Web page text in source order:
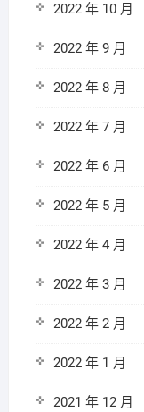
2022 年 10 月
2022 年 9 月
2022 年 8 月
2022 年 7 月
2022 年 6 月
2022 年 5 月
2022 年 4 月
2022 年 3 月
2022 年 2 月
2022 年 1 月
2021 年 12 月